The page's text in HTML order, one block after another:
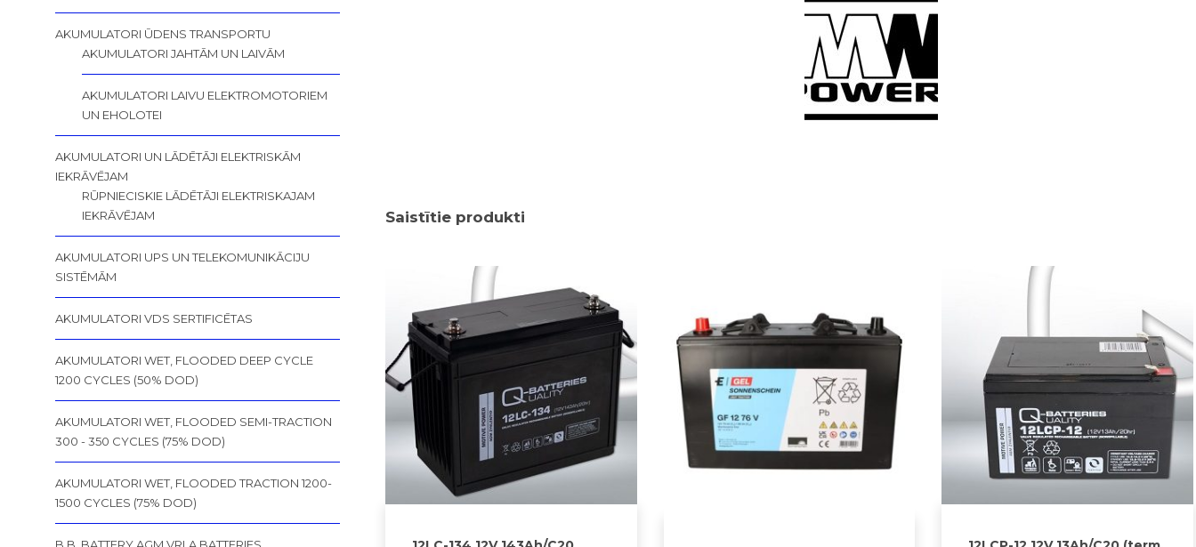
Saistītie produkti
AKUMULATORI ŪDENS TRANSPORTU
AKUMULATORI JAHTĀM UN LAIVĀM
AKUMULATORI LAIVU ELEKTROMOTORIEM
UN EHOLOTEI
AKUMULATORI UN LĀDĒTĀJI ELEKTRISKĀM
IEKRĀVĒJAM
RŪPNIECISKIE LĀDĒTĀJI ELEKTRISKAJAM
IEKRĀVĒJAM
AKUMULATORI UPS UN TELEKOMUNIKĀCIJU
SISTĒMĀM
AKUMULATORI VDS SERTIFICĒTAS
AKUMULATORI WET, FLOODED DEEP CYCLE
1200 CYCLES (50% DOD)
AKUMULATORI WET, FLOODED SEMI-TRACTION
300 - 350 CYCLES (75% DOD)
AKUMULATORI WET, FLOODED TRACTION 1200-
1500 CYCLES (75% DOD)